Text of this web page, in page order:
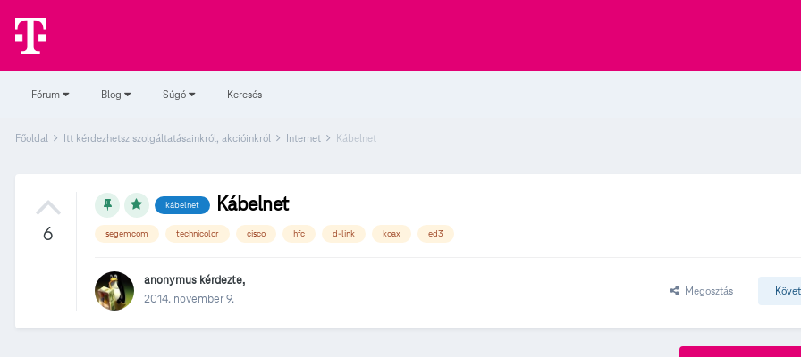
Fórum Blog Súgó Keresés
Főoldal Itt kérdezhetsz szolgáltatásainkról, akcióinkról Internet Kábelnet
6
kábelnet Kábelnet
segemcom technicolor cisco hfc d-link koax ed3
anonymus kérdezte,
2014. november 9.
Megosztás